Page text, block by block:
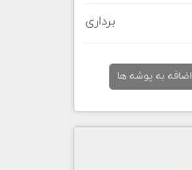
برداری
اضافه به پوشه ها